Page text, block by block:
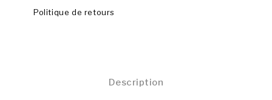
Politique de retours
Description